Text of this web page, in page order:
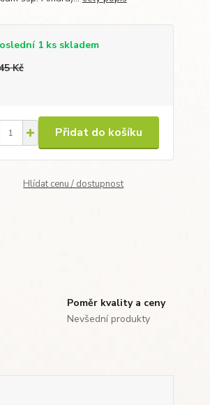
1 ks skladem
Kč
Přidat do košíku
Hlídat cenu / dostupnost
Poměr kvality a ceny
Nevšední produkty